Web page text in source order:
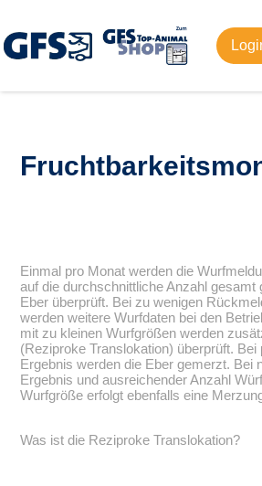
Einmal pro Monat werden die
auf die durchschnittliche Anzahl gesamt
Eber überprüft. Bei zu wenigen
werden weitere Wurfdaten bei den
mit zu kleinen Wurfgrößen werden
(Reziproke Translokation) überprüft. Bei
Ergebnis werden die Eber gemerzt. Bei
Ergebnis und ausreichender Anzahl
Wurfgröße erfolgt ebenfalls eine
Was ist die Reziproke Translokation?